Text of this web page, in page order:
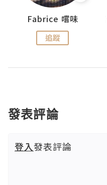
Fabrice 嚐味
追蹤
發表評論
登入發表評論